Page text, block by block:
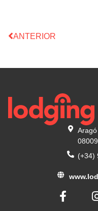
ANTERIOR
(+34)